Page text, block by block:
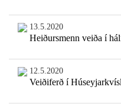
13.5.2020
Heiðursmenn veiða í
12.5.2020
Veiðiferð í